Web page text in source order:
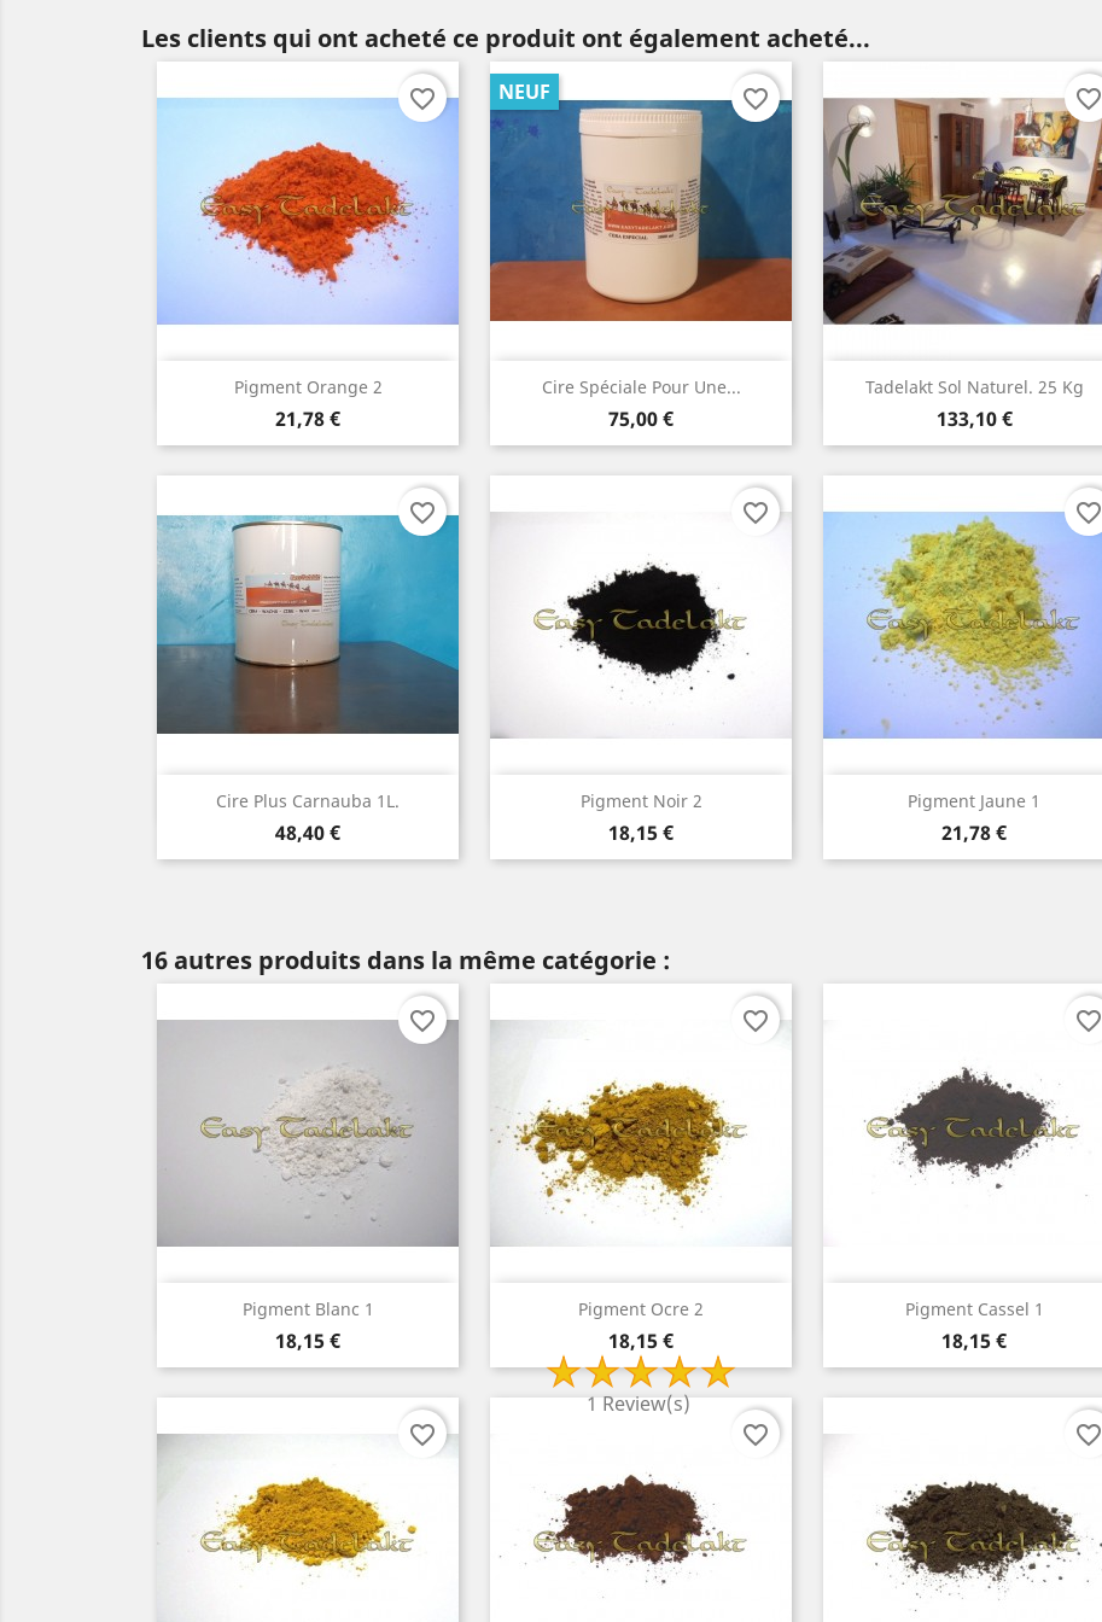
Les clients qui ont acheté ce produit ont également acheté...
Pigment Orange 2
Prix
21,78 €
Aperçu rapide
favorite_border
Cire Spéciale Pour Une...
Prix
75,00 €
NEUF
Aperçu rapide
favorite_border
Tadelakt Sol Naturel. 25 Kg
Prix
133,10 €
Aperçu rapide
favorite_border
Cire Plus Carnauba 1L.
Prix
48,40 €
Aperçu rapide
favorite_border
Pigment Noir 2
Prix
18,15 €
Aperçu rapide
favorite_border
Pigment Jaune 1
Prix
21,78 €
Aperçu rapide
favorite_border
16 autres produits dans la même catégorie :
Pigment Blanc 1
Prix
18,15 €
Aperçu rapide
favorite_border
Pigment Ocre 2
Prix
18,15 €
1 Review(s)
Aperçu rapide
favorite_border
Pigment Cassel 1
Prix
18,15 €
Aperçu rapide
favorite_border
favorite_border favorite_border favorite_border